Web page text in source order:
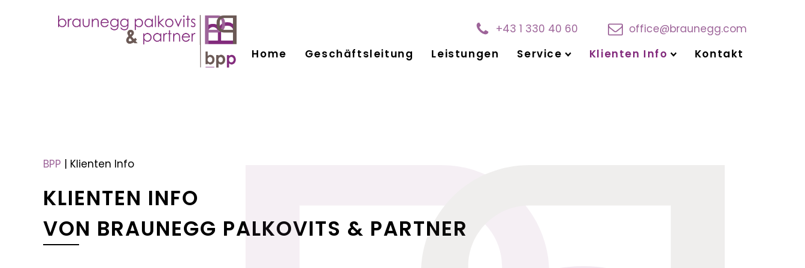
+43 1 330 40 60
office@braunegg.com
Home
Geschäftsleitung Leistungen Service Klienten Info Kontakt
BPP | Klienten Info
KLIENTEN INFO
VON BRAUNEGG PALKOVITS & PARTNER